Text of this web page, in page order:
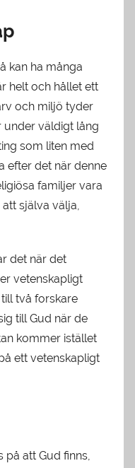
kan ha många
helt och hållet ett
och miljö tyder
under väldigt lång
som liten med
efter det när denne
familjer vara
själva välja,
det när det
vetenskapligt
två forskare
till Gud när de
kommer istället
ett vetenskapligt
på att Gud finns,